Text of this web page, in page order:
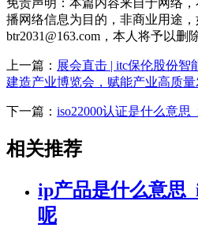
免责声明：本篇内容来自于网络
播网络信息为目的，非商业用途
btr2031@163.com，本人将予以删除
上一篇： 展会直击 | itc保伦股份
建造产业博览会，赋能产业高质量
下一篇： iso22000认证是什么意思
相关推荐
ip产品是什么意思
呢